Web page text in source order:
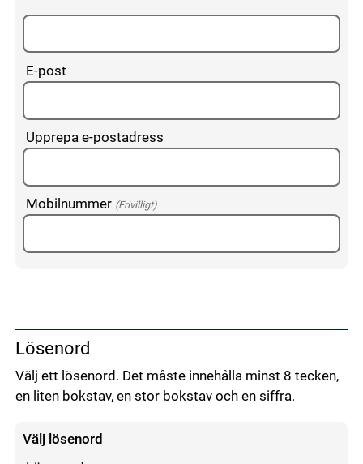
E-post
Upprepa e-postadress
Mobilnummer (Frivilligt)
Lösenord
Välj ett lösenord. Det måste innehålla minst 8 tecken,
en liten bokstav, en stor bokstav och en siffra.
Välj lösenord